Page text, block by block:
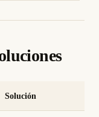
Solución